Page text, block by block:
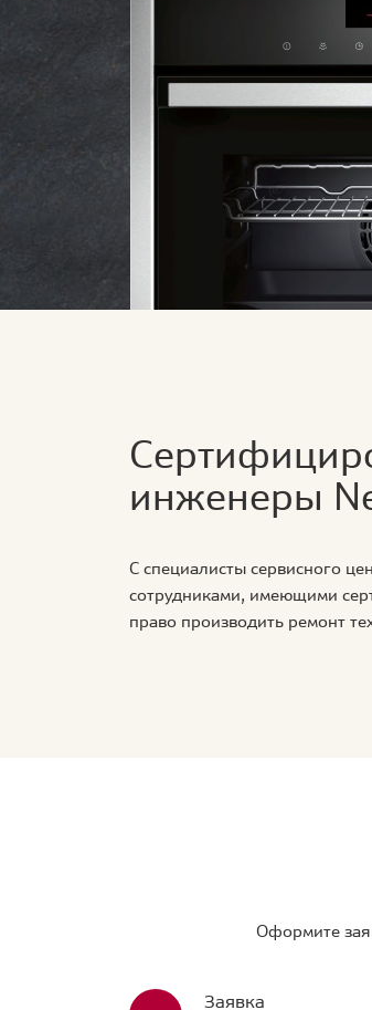
инженеры
С специалисты сервисного
сотрудниками, имеющими
право производить ремонт
Оформите
Заявка